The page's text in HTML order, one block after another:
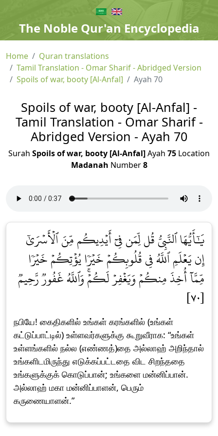
The Noble Qur'an Encyclopedia
Home
Quran translations
Tamil Translation - Omar Sharif - Abridged Version
Spoils of war, booty [Al-Anfal]
Ayah 70
Spoils of war, booty [Al-Anfal] -
Tamil Translation - Omar Sharif -
Abridged Version - Ayah 70
Surah Spoils of war, booty [Al-Anfal]Ayah 75 Location
Madanah Number8
يَٰٓأَيُّهَا ٱلنَّبِيُّ قُل لِّمَن فِيٓ أَيۡدِيكُم مِّنَ ٱلۡأَسۡرَىٰٓ
إِن يَعۡلَمِ ٱللَّهُ فِي قُلُوبِكُمۡ خَيۡرٗا يُؤۡتِكُمۡ خَيۡرٗا
مِّمَّآ أُخِذَ مِنكُمۡ وَيَغۡفِرۡ لَكُمۡۚ وَٱللَّهُ غَفُورٞ رَّحِيمٞ
[٧٠]
நபியே! கைதிகளில் உங்கள் கரங்களில் (உங்கள்
கட்டுப்பாட்டில்) உள்ளவர்களுக்கு கூறுவீராக: “உங்கள்
உள்ளங்களில் நல்ல (எண்ணத்)தை அல்லாஹ் அறிந்தால்
உங்களிடமிருந்து எடுக்கப்பட்டதை விட சிறந்ததை
உங்களுக்குக் கொடுப்பான்; உங்களை மன்னிப்பான்.
அல்லாஹ் மகா மன்னிப்பாளன், பெரும்
கருணையாளன்.”